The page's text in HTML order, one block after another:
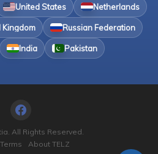
United States Netherlands
Kingdom Russian Federation
India Pakistan
All Rights Reserved.
Terms About TELZ